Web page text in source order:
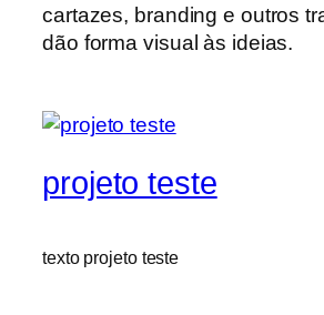
cartazes, branding e outros
dão forma visual às ideias.
projeto teste
texto projeto teste